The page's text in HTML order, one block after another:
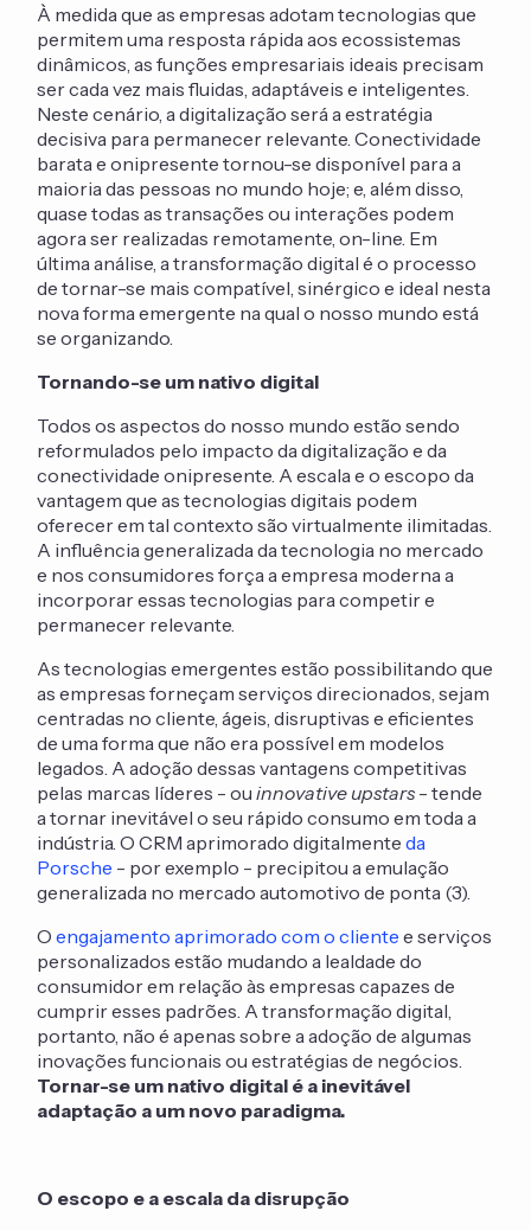
À medida que as empresas adotam tecnologias que
permitem uma resposta rápida aos ecossistemas
dinâmicos, as funções empresariais ideais precisam
ser cada vez mais fluidas, adaptáveis e inteligentes.
Neste cenário, a digitalização será a estratégia
decisiva para permanecer relevante. Conectividade
barata e onipresente tornou-se disponível para a
maioria das pessoas no mundo hoje; e, além disso,
quase todas as transações ou interações podem
agora ser realizadas remotamente, on-line. Em
última análise, a transformação digital é o processo
de tornar-se mais compatível, sinérgico e ideal nesta
nova forma emergente na qual o nosso mundo está
se organizando.
Tornando-se um nativo digital
Todos os aspectos do nosso mundo estão sendo
reformulados pelo impacto da digitalização e da
conectividade onipresente. A escala e o escopo da
vantagem que as tecnologias digitais podem
oferecer em tal contexto são virtualmente ilimitadas.
A influência generalizada da tecnologia no mercado
e nos consumidores força a empresa moderna a
incorporar essas tecnologias para competir e
permanecer relevante.
As tecnologias emergentes estão possibilitando que
as empresas forneçam serviços direcionados, sejam
centradas no cliente, ágeis, disruptivas e eficientes
de uma forma que não era possível em modelos
legados. A adoção dessas vantagens competitivas
pelas marcas líderes - ouinnovative upstars - tende
a tornar inevitável o seu rápido consumo em toda a
indústria. O CRM aprimorado digitalmenteda
Porsche - por exemplo - precipitou a emulação
generalizada no mercado automotivo de ponta (3).
Oengajamento aprimorado com o cliente e serviços
personalizados estão mudando a lealdade do
consumidor em relação às empresas capazes de
cumprir esses padrões. A transformação digital,
portanto, não é apenas sobre a adoção de algumas
inovações funcionais ou estratégias de negócios.
Tornar-se um nativo digital é a inevitável
adaptação a um novo paradigma.
O escopo e a escala da disrupção